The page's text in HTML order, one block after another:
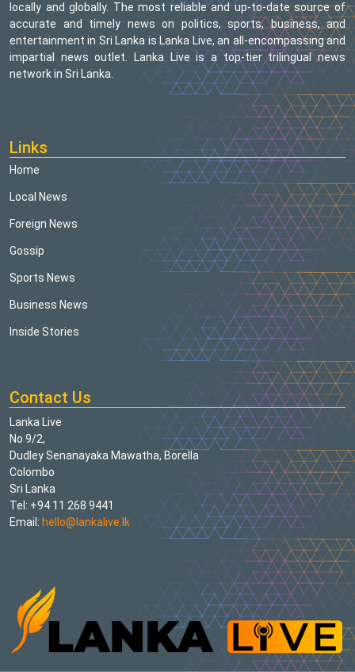
locally and globally. The most reliable and up-to-date source of
accurate and timely news on politics, sports, business, and
entertainment in Sri Lanka is Lanka Live, an all-encompassing and
impartial news outlet. Lanka Live is a top-tier trilingual news
network in Sri Lanka.
Links
Home
Local News
Foreign News
Gossip
Sports News
Business News
Inside Stories
Contact Us
Lanka Live
No 9/2,
Dudley Senanayaka Mawatha, Borella
Colombo
Sri Lanka
Tel: +94 11 268 9441
Email: hello@lankalive.lk